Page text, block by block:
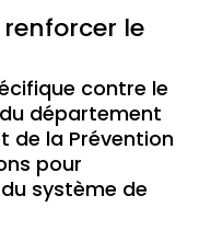
le
contre le
département
de la Prévention
pour
système de